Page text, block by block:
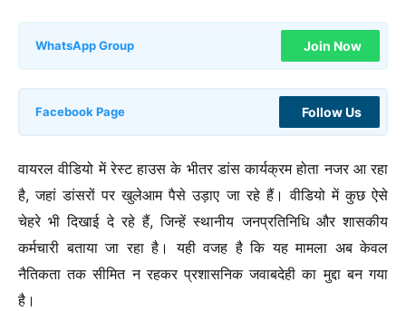
WhatsApp Group Join Now
Facebook Page Follow Us
वायरल वीडियो में रेस्ट हाउस के भीतर डांस कार्यक्रम होता नजर आ रहा
है, जहां डांसरों पर खुलेआम पैसे उड़ाए जा रहे हैं। वीडियो में कुछ ऐसे
चेहरे भी दिखाई दे रहे हैं, जिन्हें स्थानीय जनप्रतिनिधि और शासकीय
कर्मचारी बताया जा रहा है। यही वजह है कि यह मामला अब केवल
नैतिकता तक सीमित न रहकर प्रशासनिक जवाबदेही का मुद्दा बन गया
है।